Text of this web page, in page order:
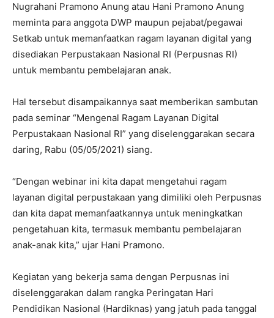
Nugrahani Pramono Anung atau Hani Pramono Anung
meminta para anggota DWP maupun pejabat/pegawai
Setkab untuk memanfaatkan ragam layanan digital yang
disediakan Perpustakaan Nasional RI (Perpusnas RI)
untuk membantu pembelajaran anak.
Hal tersebut disampaikannya saat memberikan sambutan
pada seminar “Mengenal Ragam Layanan Digital
Perpustakaan Nasional RI” yang diselenggarakan secara
daring, Rabu (05/05/2021) siang.
“Dengan webinar ini kita dapat mengetahui ragam
layanan digital perpustakaan yang dimiliki oleh Perpusnas
dan kita dapat memanfaatkannya untuk meningkatkan
pengetahuan kita, termasuk membantu pembelajaran
anak-anak kita,” ujar Hani Pramono.
Kegiatan yang bekerja sama dengan Perpusnas ini
diselenggarakan dalam rangka Peringatan Hari
Pendidikan Nasional (Hardiknas) yang jatuh pada tanggal